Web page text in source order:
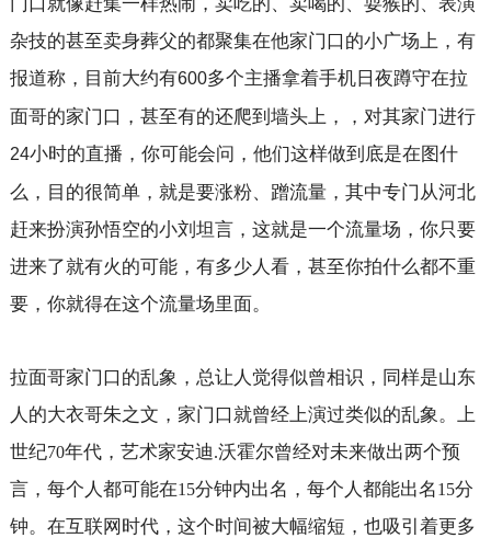
杂技的甚至卖身葬父的都聚集在他家门口的小广场上，有
报道称，目前大约有600多个主播拿着手机日夜蹲守在拉
面哥的家门口，甚至有的还爬到墙头上，，对其家门进行
24小时的直播，你可能会问，他们这样做到底是在图什
么，目的很简单，就是要涨粉、蹭流量，其中专门从河北
赶来扮演孙悟空的小刘坦言，这就是一个流量场，你只要
进来了就有火的可能，有多少人看，甚至你拍什么都不重
要，你就得在这个流量场里面。
拉面哥家门口的乱象，总让人觉得似曾相识，同样是山东
人的大衣哥朱之文，家门口就曾经上演过类似的乱象。上
世纪70年代，艺术家安迪.沃霍尔曾经对未来做出两个预
言，每个人都可能在15分钟内出名，每个人都能出名15分
钟。在互联网时代，这个时间被大幅缩短，也吸引着更多